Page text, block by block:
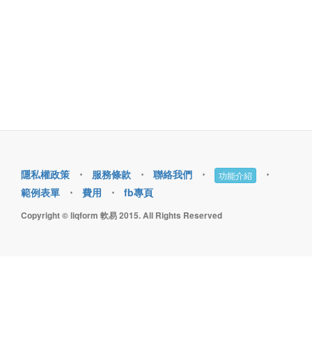
隱私權政策 ⋅ 服務條款 ⋅ 聯絡我們 ⋅ 功能介紹
⋅
範例表單
⋅ 費用 ⋅ fb專頁
Copyright © liqform 軟易 2015. All Rights Reserved